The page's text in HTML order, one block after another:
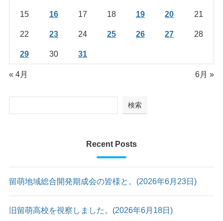
15 16 17 18 19 20 21
22 23 24 25 26 27 28
29 30 31
« 4月 6月 »
検索
Recent Posts
留萌地域総合開発期成会の皆様と。(2026年6月23日)
旧留萌高校を視察しました。(2026年6月18日)